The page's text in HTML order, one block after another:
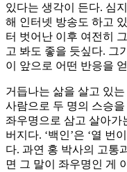
있다는 생각이 든다. 심
해 인터넷 방송도 하고
터 벗어난 이후 여전히
고 봐도 좋을 듯싶다. 그
이 앞으로 어떤 반응을
거듭나는 삶을 살고 있
사람으로 두 명의 스승
좌우명으로 삼고 살아가
버지다. ‘백인’은 ‘열 번
다. 과연 홍 박사의 고통
면 그 말이 좌우명인 게